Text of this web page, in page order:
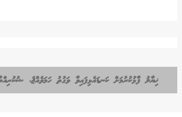
ޚިޔާލު ފާޅުކުރުމަށް ކަނޑައެޅިފައިވާ ވަގުތު ހަމަވެއްޖެ،